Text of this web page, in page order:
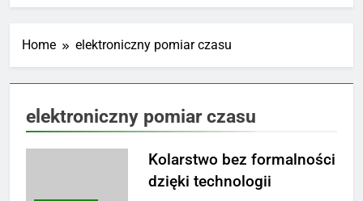
Home elektroniczny pomiar czasu
elektroniczny pomiar czasu
Kolarstwo bez formalności
dzięki technologii